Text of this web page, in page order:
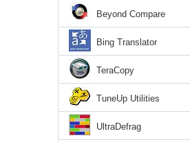
Beyond Compare
Bing Translator
TeraCopy
TuneUp Utilities
UltraDefrag